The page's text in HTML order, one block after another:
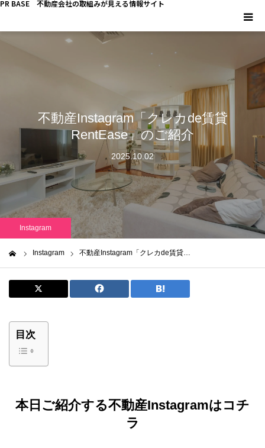
PR BASE 不動産会社の取組みが見える情報サイト
不動産Instagram「クレカde賃貸
RentEase」のご紹介
2025.10.02
Instagram
Instagram 不動産Instagram「クレカde賃貸…
目次
本日ご紹介する不動産Instagramはコチ
ラ
キーマンインタビュー
不動産 YouTube
不動産 SNS
不動産関連調査
不動産事業者向けコラム